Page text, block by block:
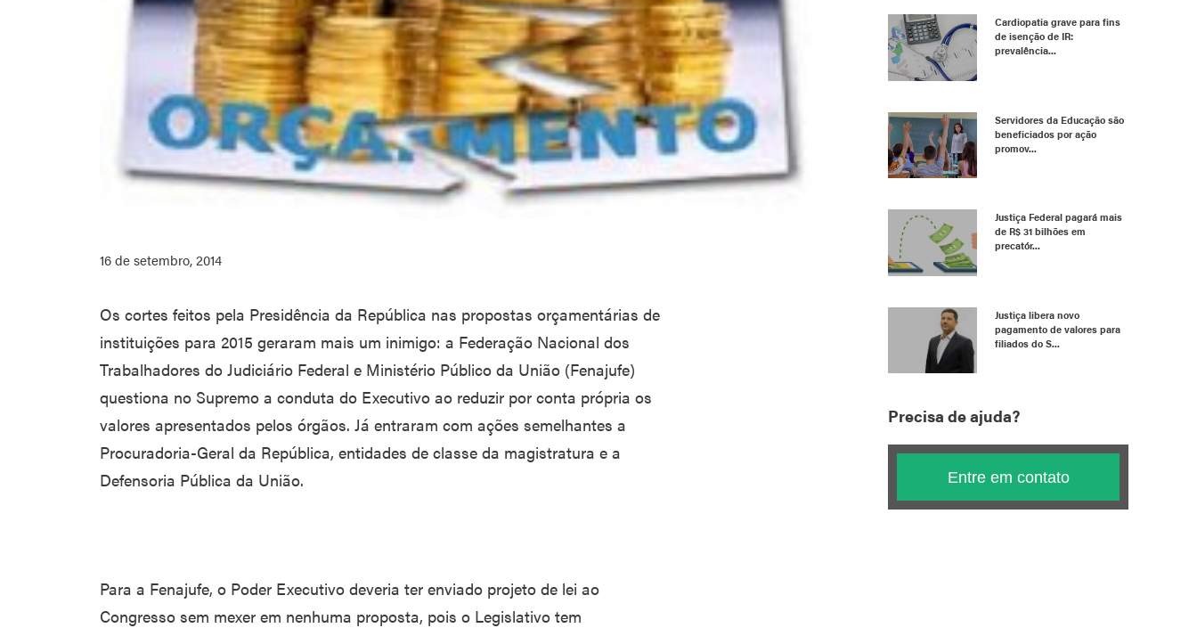
16 de setembro, 2014
Os cortes feitos pela Presidência da República nas propostas orçamentárias de
instituições para 2015 geraram mais um inimigo: a Federação Nacional dos
Trabalhadores do Judiciário Federal e Ministério Público da União (Fenajufe)
questiona no Supremo a conduta do Executivo ao reduzir por conta própria os
valores apresentados pelos órgãos. Já entraram com ações semelhantes a
Procuradoria-Geral da República, entidades de classe da magistratura e a
Defensoria Pública da União.
Para a Fenajufe, o Poder Executivo deveria ter enviado projeto de lei ao
Congresso sem mexer em nenhuma proposta, pois o Legislativo tem
Cardiopatia grave para fins
de isenção de IR:
prevalência...
Servidores da Educação são
beneficiados por ação
promov...
Justiça Federal pagará mais
de R$ 31 bilhões em
precatór...
Justiça libera novo
pagamento de valores para
filiados do S...
Precisa de ajuda?
Entre em contato